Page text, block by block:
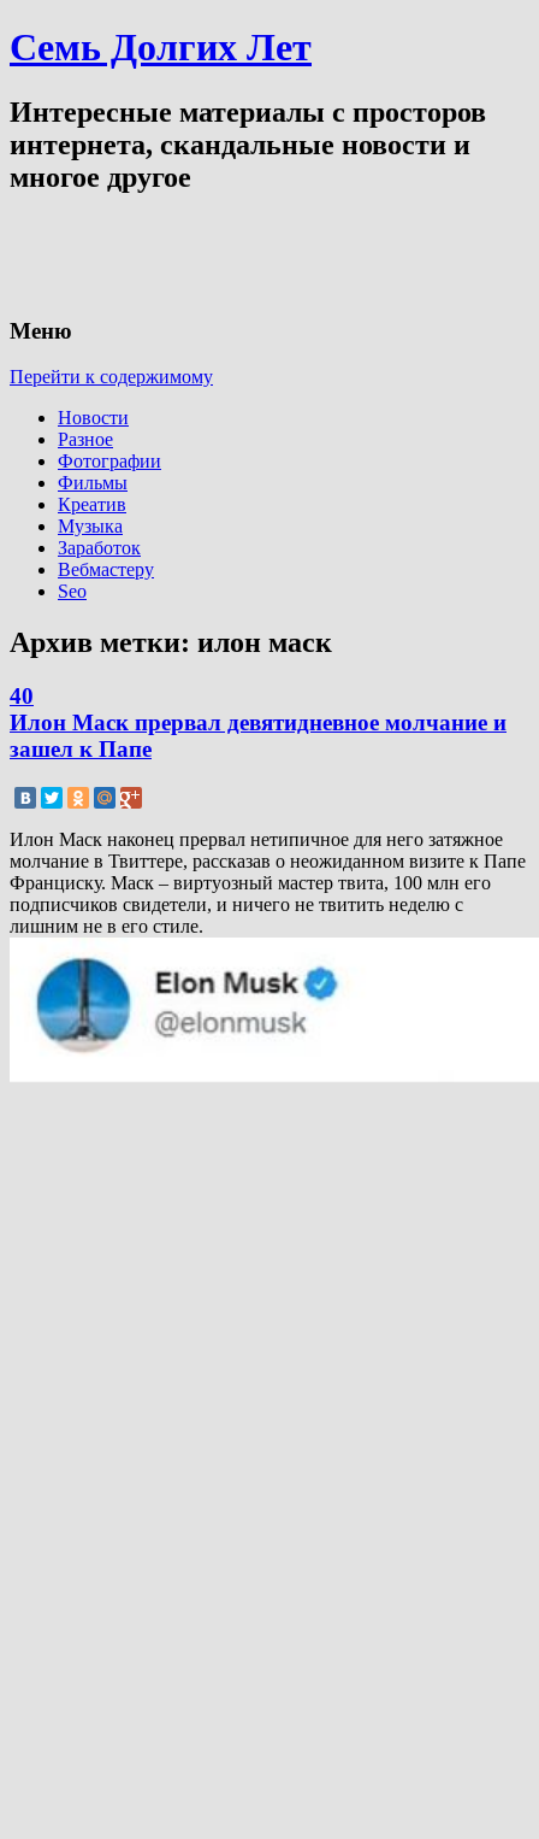
Семь Долгих Лет
Интересные материалы с просторов
интернета, скандальные новости и
многое другое
Меню
Перейти к содержимому
Новости
Разное
Фотографии
Фильмы
Креатив
Музыка
Заработок
Вебмастеру
Seo
Архив метки: илон маск
40
Илон Маск прервал девятидневное молчание и
зашел к Папе
Илон Маск наконец прервал нетипичное для него затяжное
молчание в Твиттере, рассказав о неожиданном визите к Папе
Франциску. Маск – виртуозный мастер твита, 100 млн его
подписчиков свидетели, и ничего не твитить неделю с
лишним не в его стиле.